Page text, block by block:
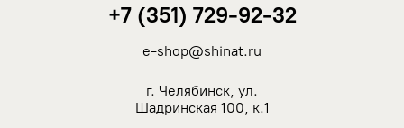
+7 (351) 729-92-32
e-shop@shinat.ru
г. Челябинск, ул.
Шадринская 100, к.1